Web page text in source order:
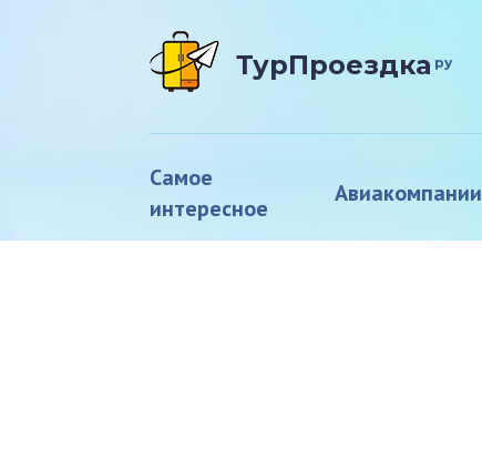
ТурПроездка ру
Самое
интересное
Авиакомпании